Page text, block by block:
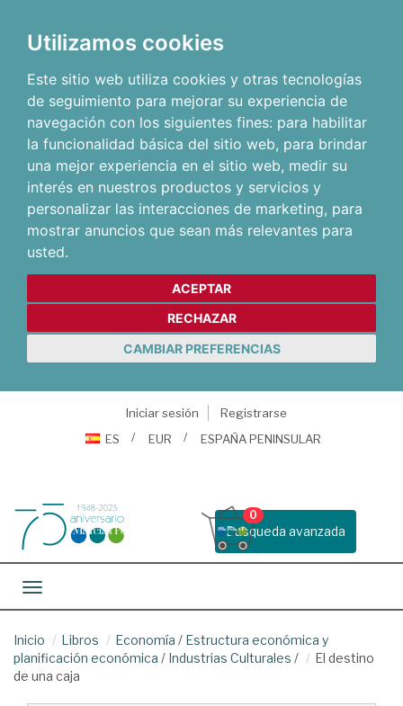
Utilizamos cookies
Este sitio web utiliza cookies y otras tecnologías
de seguimiento para mejorar su experiencia de
navegación con los siguientes fines: para habilitar
la funcionalidad básica del sitio web, para brindar
una mejor experiencia en el sitio web, medir su
interés en nuestros productos y servicios y
personalizar las interacciones de marketing, para
mostrar anuncios que sean más relevantes para
usted.
ACEPTAR
RECHAZAR
CAMBIAR PREFERENCIAS
Iniciar sesión
Registrarse
ES
EUR ESPAÑA PENINSULAR
Busqueda avanzada
0
Toggle navigation
Inicio Libros Economía / Estructura económica y
planificación económica / Industrias Culturales /
El destino
de una caja